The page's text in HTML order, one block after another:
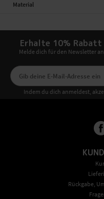
Material
Erhalte 10%
Melde dich für den Newsletter
Indem du dich anmeldest,
Rückgabe,